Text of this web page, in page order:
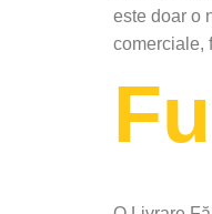
este doar o
comerciale,